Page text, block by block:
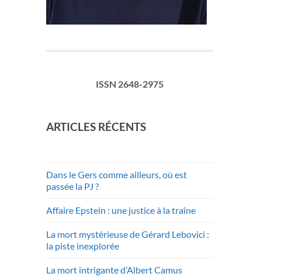
ISSN 2648-2975
ARTICLES RÉCENTS
Dans le Gers comme ailleurs, où est
passée la PJ ?
Affaire Epstein : une justice à la traîne
La mort mystérieuse de Gérard Lebovici :
la piste inexplorée
La mort intrigante d’Albert Camus